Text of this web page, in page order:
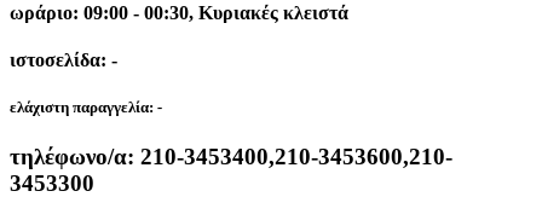
ωράριο: 09:00 - 00:30, Κυριακές κλειστά
ιστοσελίδα: -
ελάχιστη παραγγελία: -
τηλέφωνο/α: 210-3453400,210-3453600,210-
3453300